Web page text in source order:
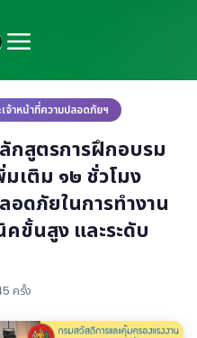
จ้าหน้าที่ความปลอดภัยฯ
กสูตรการฝึกอบรม
เติม ๑๒ ชั่วโมง
อดภัยในการทำงาน
ขั้นสูง และระดับ
ครั้ง